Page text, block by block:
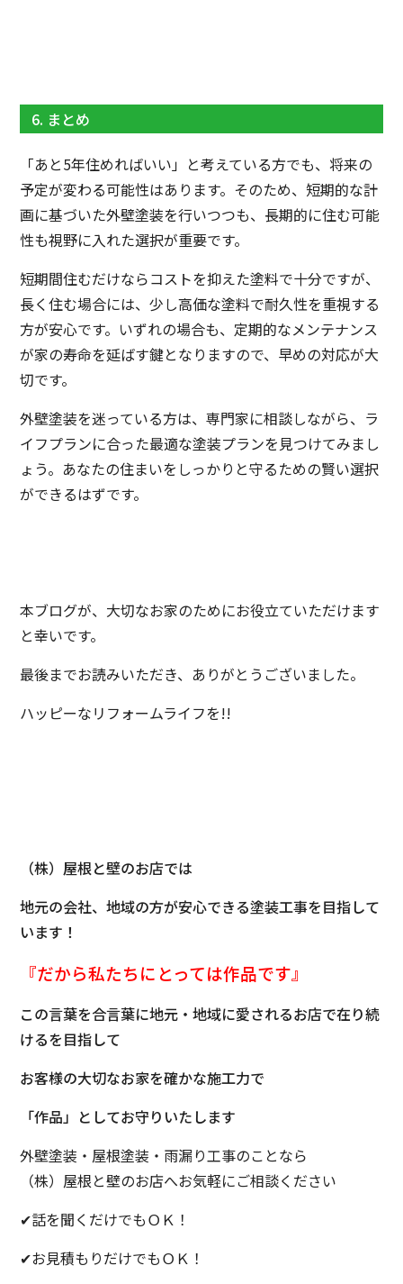
6. まとめ
「あと5年住めればいい」と考えている方でも、将来の
予定が変わる可能性はあります。そのため、短期的な計
画に基づいた外壁塗装を行いつつも、長期的に住む可能
性も視野に入れた選択が重要です。
短期間住むだけならコストを抑えた塗料で十分ですが、
長く住む場合には、少し高価な塗料で耐久性を重視する
方が安心です。いずれの場合も、定期的なメンテナンス
が家の寿命を延ばす鍵となりますので、早めの対応が大
切です。
外壁塗装を迷っている方は、専門家に相談しながら、ラ
イフプランに合った最適な塗装プランを見つけてみまし
ょう。あなたの住まいをしっかりと守るための賢い選択
ができるはずです。
本ブログが、大切なお家のためにお役立ていただけます
と幸いです。
最後までお読みいただき、ありがとうございました。
ハッピーなリフォームライフを!!
（株）屋根と壁のお店では
地元の会社、地域の方が安心できる塗装工事を目指して
います！
『だから私たちにとっては作品です』
この言葉を合言葉に地元・地域に愛されるお店で在り続
けるを目指して
お客様の大切なお家を確かな施工力で
「作品」としてお守りいたします
外壁塗装・屋根塗装・雨漏り工事のことなら
（株）屋根と壁のお店へお気軽にご相談ください
✔話を聞くだけでもＯＫ！
✔お見積もりだけでもＯＫ！